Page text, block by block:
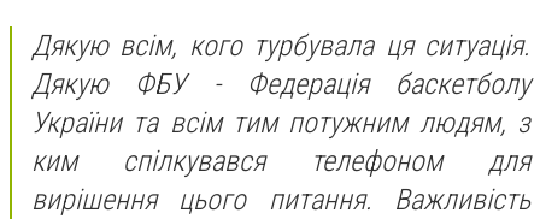
Дякую всім, кого турбувала ця ситуація.
Дякую ФБУ - Федерація баскетболу
України та всім тим потужним людям, з
ким спілкувався телефоном для
вирішення цього питання. Важливість